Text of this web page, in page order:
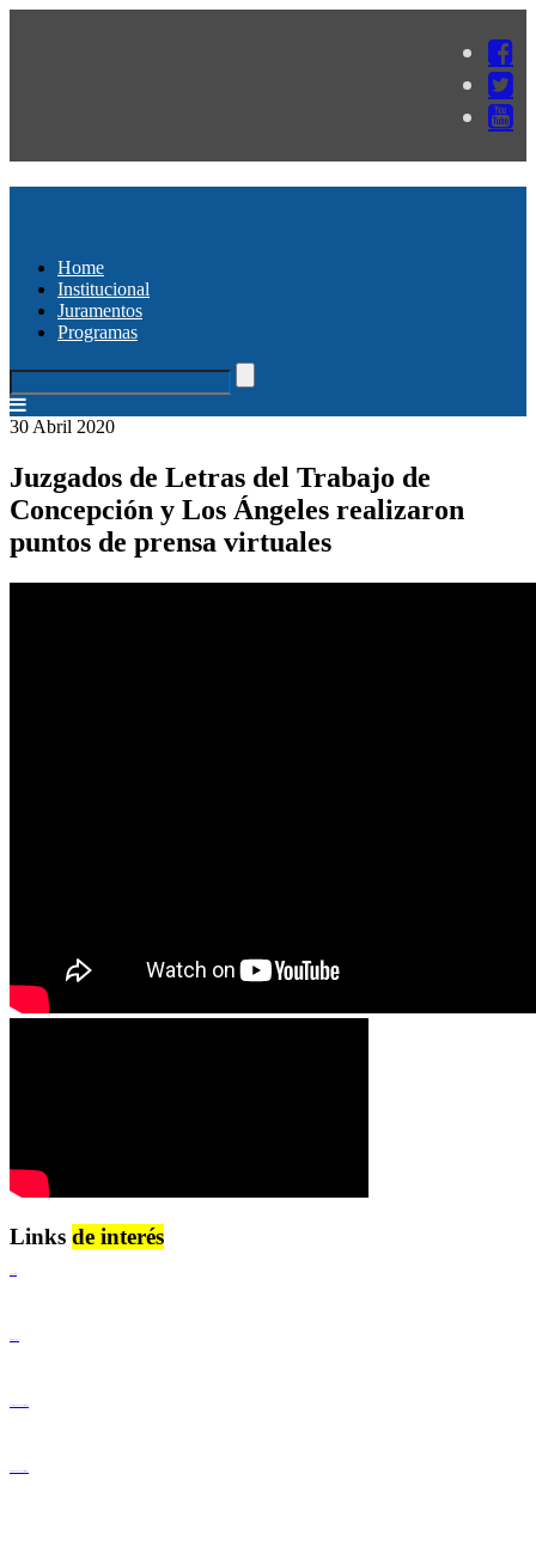
Home
Institucional
Juramentos
Programas
30 Abril 2020
Juzgados de Letras del Trabajo de
Concepción y Los Ángeles realizaron
puntos de prensa virtuales
Links de interés